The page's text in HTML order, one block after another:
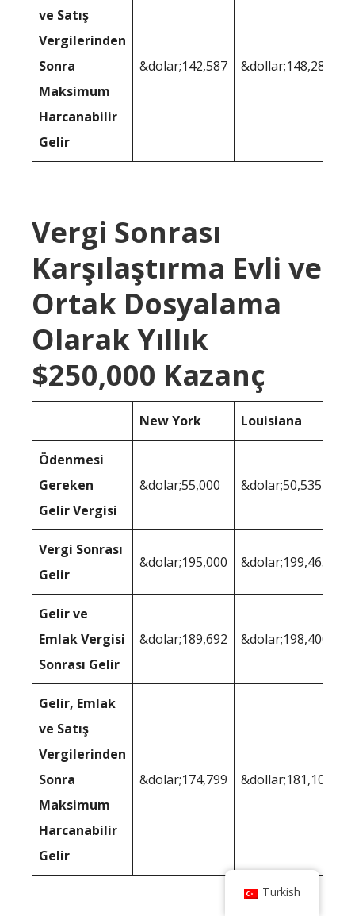
ve Satış
Vergilerinden
Sonra
Maksimum
Harcanabilir
Gelir
&dolar;142,587 &dollar;148,283
Vergi Sonrası
Karşılaştırma Evli ve
Ortak Dosyalama
Olarak Yıllık
$250,000 Kazanç
New York Louisiana
Ödenmesi
Gereken
Gelir Vergisi
&dolar;55,000 &dolar;50,535
Vergi Sonrası
Gelir
&dolar;195,000 &dolar;199,465
Gelir ve
Emlak Vergisi
Sonrası Gelir
&dolar;189,692 &dolar;198,400
Gelir, Emlak
ve Satış
Vergilerinden
Sonra
Maksimum
Harcanabilir
Gelir
&dolar;174,799 &dollar;181,105
Turkish